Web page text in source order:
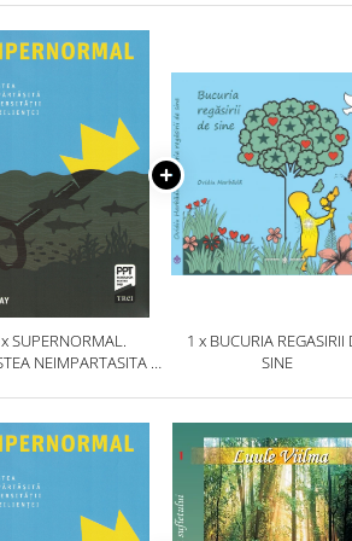
SUPERNORMAL.
NEIMPARTASITA A
1 x BUCURIA REGASIRII
SINE